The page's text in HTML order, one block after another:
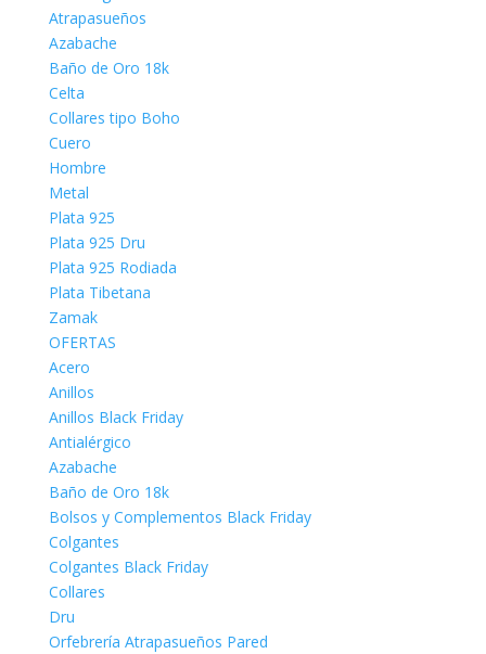
Atrapasueños
Azabache
Baño de Oro 18k
Celta
Collares tipo Boho
Cuero
Hombre
Metal
Plata 925
Plata 925 Dru
Plata 925 Rodiada
Plata Tibetana
Zamak
OFERTAS
Acero
Anillos
Anillos Black Friday
Antialérgico
Azabache
Baño de Oro 18k
Bolsos y Complementos Black Friday
Colgantes
Colgantes Black Friday
Collares
Dru
Orfebrería Atrapasueños Pared